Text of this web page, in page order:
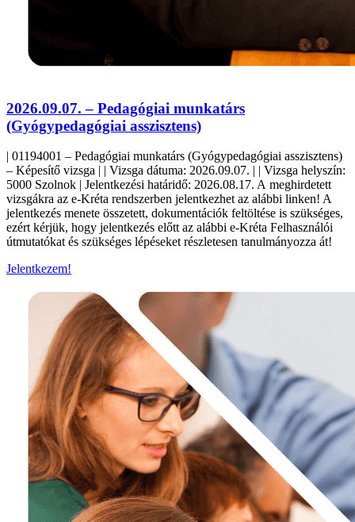
2026.09.07. – Pedagógiai munkatárs
(Gyógypedagógiai asszisztens)
| 01194001 – Pedagógiai munkatárs (Gyógypedagógiai asszisztens)
– Képesítő vizsga | | Vizsga dátuma: 2026.09.07. | | Vizsga helyszín:
5000 Szolnok | Jelentkezési határidő: 2026.08.17. A meghirdetett
vizsgákra az e-Kréta rendszerben jelentkezhet az alábbi linken! A
jelentkezés menete összetett, dokumentációk feltöltése is szükséges,
ezért kérjük, hogy jelentkezés előtt az alábbi e-Kréta Felhasználói
útmutatókat és szükséges lépéseket részletesen tanulmányozza át!
Jelentkezem!